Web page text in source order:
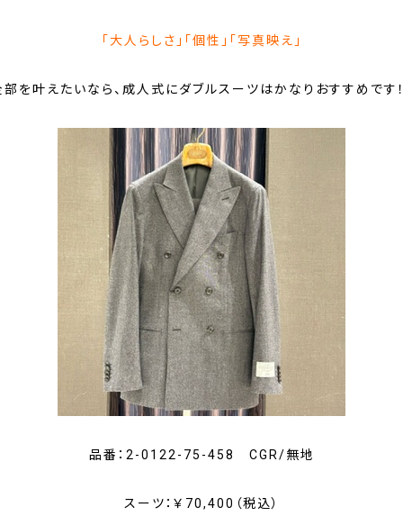
「大人らしさ」「個性」「写真映え」
部を叶えたいなら、成人式にダブルスーツはかなりおすすめです！
品番：2-0122-75-458 CGR/無地
スーツ：￥70,400（税込）